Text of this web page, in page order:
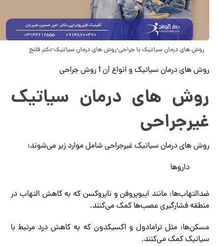
روش ‌های درمان سیاتیک با جراحی-روش های درمان سیاتیک-دکتر قلنج
روش های درمان سیاتیک و انواع آن 1 روش جراحی
روش‌ های درمان سیاتیک
غیرجراحی
روش‌ های درمان سیاتیک غیرجراحی شامل موارد زیر می‌شوند:
داروها
ضدالتهاب‌ها: مانند ایبوپروفن و ناپروکسن که به کاهش التهاب در
منطقه فشارگیری عصب‌ها کمک می‌کنند.
مسکن‌ها: مثل ترامادول و اکسیکدون که به کاهش درد مرتبط با
سیاتیک کمک می‌کنند.